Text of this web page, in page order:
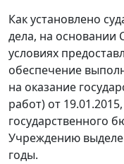
Как установлено
дела, на основании
условиях
обеспечение
на оказание
работ) от
государственного
Учреждению
годы.